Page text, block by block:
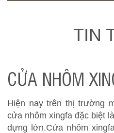
TIN
CỬA NHÔM
Hiện nay trên thị trường
cửa nhôm xingfa đặc biệt
dựng lớn.Cửa nhôm